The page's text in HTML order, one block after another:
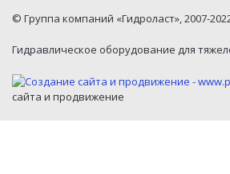
© Группа компаний «Гидроласт», 2007-
Гидравлическое оборудование для
сайта и продвижение